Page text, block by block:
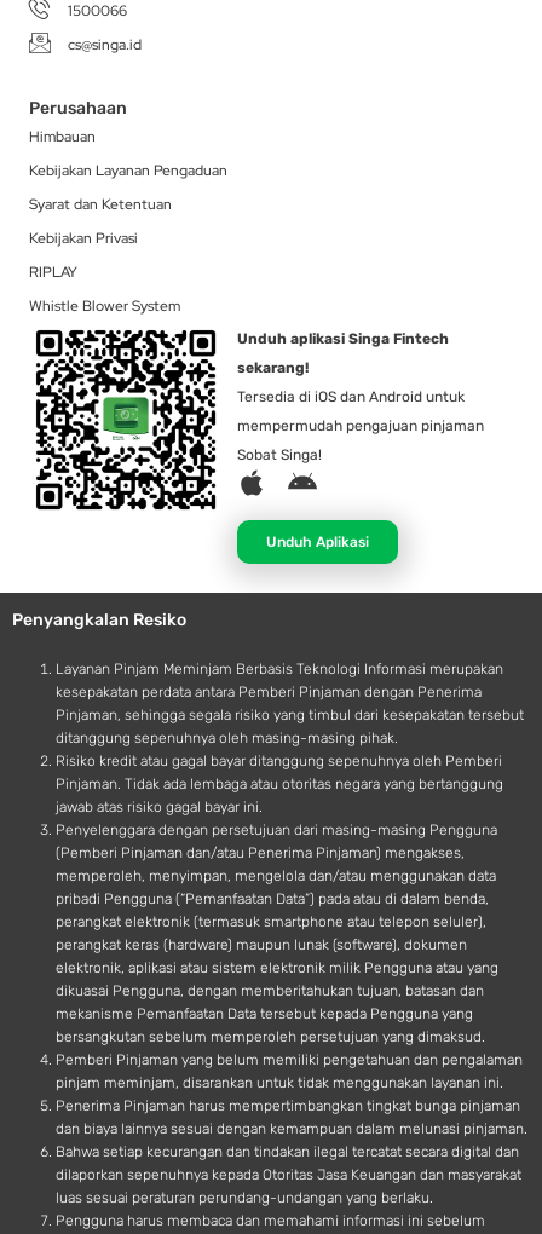
1500066
cs@singa.id
Perusahaan
Himbauan
Kebijakan Layanan Pengaduan
Syarat dan Ketentuan
Kebijakan Privasi
RIPLAY
Whistle Blower System
Unduh aplikasi Singa Fintech
sekarang!
Tersedia di iOS dan Android untuk
mempermudah pengajuan pinjaman
Sobat Singa!
A
p
l
e
A
d
r
o
d
Unduh Aplikasi
Penyangkalan Resiko
Layanan Pinjam Meminjam Berbasis Teknologi Informasi merupakan
kesepakatan perdata antara Pemberi Pinjaman dengan Penerima
Pinjaman, sehingga segala risiko yang timbul dari kesepakatan tersebut
ditanggung sepenuhnya oleh masing-masing pihak.
Risiko kredit atau gagal bayar ditanggung sepenuhnya oleh Pemberi
Pinjaman. Tidak ada lembaga atau otoritas negara yang bertanggung
jawab atas risiko gagal bayar ini.
Penyelenggara dengan persetujuan dari masing-masing Pengguna
(Pemberi Pinjaman dan/atau Penerima Pinjaman) mengakses,
memperoleh, menyimpan, mengelola dan/atau menggunakan data
pribadi Pengguna (“Pemanfaatan Data”) pada atau di dalam benda,
perangkat elektronik (termasuk smartphone atau telepon seluler),
perangkat keras (hardware) maupun lunak (software), dokumen
elektronik, aplikasi atau sistem elektronik milik Pengguna atau yang
dikuasai Pengguna, dengan memberitahukan tujuan, batasan dan
mekanisme Pemanfaatan Data tersebut kepada Pengguna yang
bersangkutan sebelum memperoleh persetujuan yang dimaksud.
Pemberi Pinjaman yang belum memiliki pengetahuan dan pengalaman
pinjam meminjam, disarankan untuk tidak menggunakan layanan ini.
Penerima Pinjaman harus mempertimbangkan tingkat bunga pinjaman
dan biaya lainnya sesuai dengan kemampuan dalam melunasi pinjaman.
Bahwa setiap kecurangan dan tindakan ilegal tercatat secara digital dan
dilaporkan sepenuhnya kepada Otoritas Jasa Keuangan dan masyarakat
luas sesuai peraturan perundang-undangan yang berlaku.
Pengguna harus membaca dan memahami informasi ini sebelum